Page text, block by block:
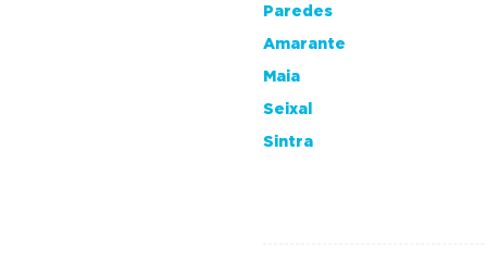
Paredes
Amarante
Maia
Seixal
Sintra